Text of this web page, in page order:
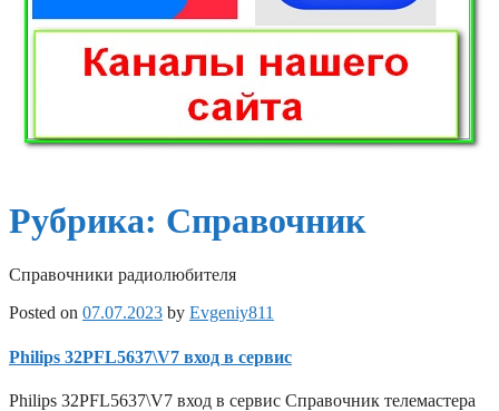
Рубрика: Справочник
Справочники радиолюбителя
Posted on 07.07.2023 by Evgeniy811
Philips 32PFL5637\V7 вход в сервис
Philips 32PFL5637\V7 вход в сервис Справочник телемастера